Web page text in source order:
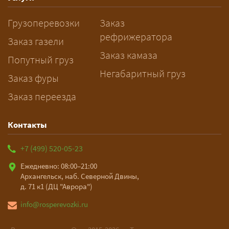
датой и параметрами груза — логист
рассчитает стоимость за 5–10 минут
и подберёт машину. Все условия и
цена фиксируются в договоре;
оплата после доставки, перед
выгрузкой.
Грузоперевозки
Заказ газели
Попутный груз
Заказ фуры
Заказ переезда
Заказ
рефрижератора
Заказ камаза
Негабаритный груз
Контакты
+7 (499) 520-05-23
Ежедневно: 08:00–21:00
Архангельск, наб. Северной Двины,
д. 71 к1 (ДЦ "Аврора")
info@rosperevozki.ru